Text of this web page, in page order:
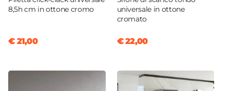
Dritto
Chiusura
Assemblato
8,5h cm in ottone cromo
€ 21,00
universale in ottone
cromato
€ 22,00